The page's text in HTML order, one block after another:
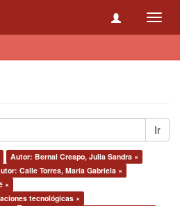
Ir
Autor: Bernal Crespo, Julia Sandra ×
Calle Torres, María Gabriela ×
×
tecnológicas ×